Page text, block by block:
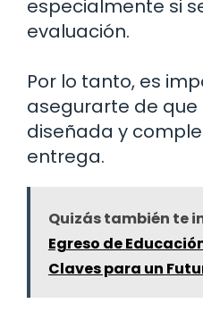
especialmente si
evaluación.
Por lo tanto, es
asegurarte de que
diseñada y
entrega.
Quizás también te
Egreso de
Claves para un